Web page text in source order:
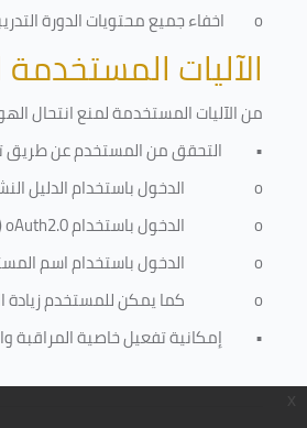
o
اخفاء جميع محتويات الدورة
الآليات
من الآليات المستخدمة لمنعانتحال
• التحقق من المستخدم عن طريق
o
الدخول باستخدام الدليل
o
الدخول باستخدامoAuth2.0
o
الدخول باستخدام اسم
o
كما يمكن للمستخدم
• إمكانية تفعيل خاصية المراقبة